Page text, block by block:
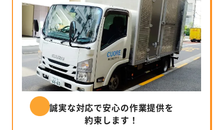
誠実な対応で安心の作業提供を
約束します！